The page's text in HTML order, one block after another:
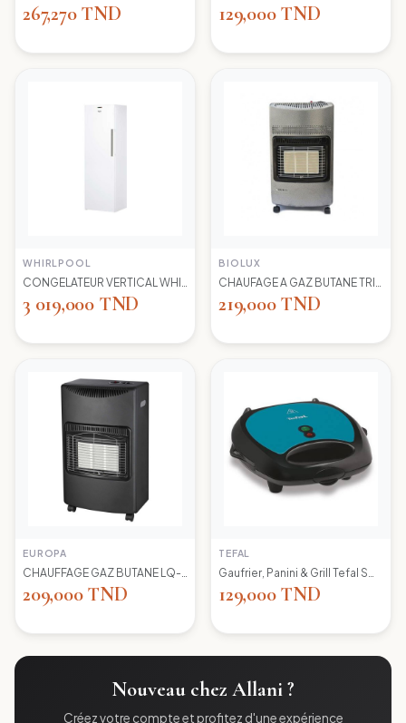
267,270 TND 129,000 TND
WHIRLPOOL
3 019,000 TND
BIOLUX
219,000 TND
EUROPA
209,000 TND
TEFAL
129,000 TND
Nouveau chez Allani ?
Créez votre compte et profitez d'une expérience